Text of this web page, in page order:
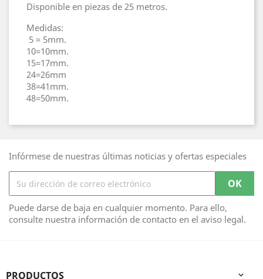
Disponible en piezas de 25 metros.
Medidas:
5 = 5mm.
10=10mm.
15=17mm.
24=26mm
38=41mm.
48=50mm.
Infórmese de nuestras últimas noticias y ofertas especiales
Puede darse de baja en cualquier momento. Para ello,
consulte nuestra información de contacto en el aviso legal.
PRODUCTOS 